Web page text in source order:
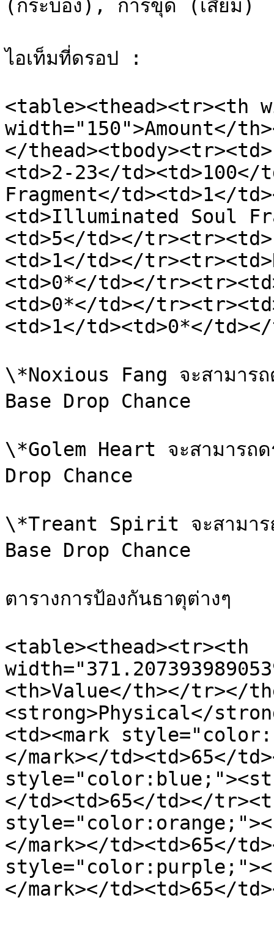
(กระบอง), การขุด (เสียม)
ไอเท็มที่ดรอป :
<table><thead><tr><th
width="150">Amount</
</
<td>2-23</
Fragment</td><td>1</
<td>Illuminated Soul
<td>5</td></
<td>1</td></
<td>0*</td></
<td>0*</td></
<td>1</td><td>0*</
\*Noxious Fang จะสามาร
Base Drop Chance
\*Golem Heart จะสามารถ
Drop Chance
\*Treant Spirit จะสามารถ
Base Drop Chance
ตารางการป้องกันธาตุต่างๆ
<table><thead><tr><th
<th>Value</th></tr></
<strong>Physical</
<td><mark
</mark></td><td>65</
</td><td>65</td></
</mark></td><td>65</